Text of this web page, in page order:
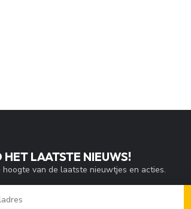
LAATSTE NIEUWS!
hoogte van de laatste nieuwtjes en acties.